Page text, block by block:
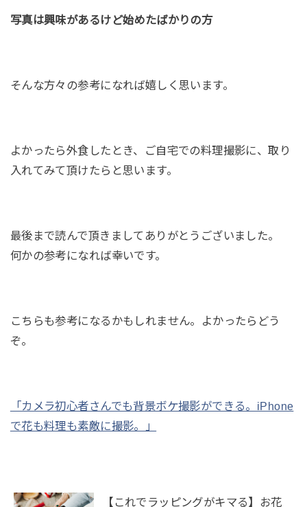
写真は興味があるけど始めたばかりの方
そんな方々の参考になれば嬉しく思います。
よかったら外食したとき、ご自宅での料理撮影に、取り
入れてみて頂けたらと思います。
最後まで読んで頂きましてありがとうございました。
何かの参考になれば幸いです。
こちらも参考になるかもしれません。よかったらどう
ぞ。
「カメラ初心者さんでも背景ボケ撮影ができる。iPhone
で花も料理も素敵に撮影。」
【これでラッピングがキマる】お花